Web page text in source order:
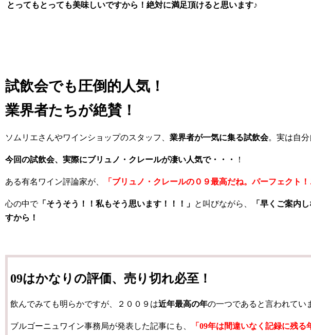
とってもとっても美味しいですから！絶対に満足頂けると思います♪
試飲会でも圧倒的人気！
業界者たちが絶賛！
ソムリエさんやワインショップのスタッフ、 業界者が一気に集る試飲会。実は自
今回の試飲会、実際にブリュノ・クレールが凄い人気で・・・ ！
ある有名ワイン評論家が、 「ブリュノ・クレールの０９最高だね。パーフェクト
心の中で「そうそう！！私もそう思います！！！」 と叫びながら、 「早くご案内
すから！
09はかなりの評価、売り切れ必至！
飲んでみても明らかですが、２００９は近年最高の年の一つであると言われてい
ブルゴーニュワイン事務局が発表した記事にも、
「09年は間違いなく記録に残